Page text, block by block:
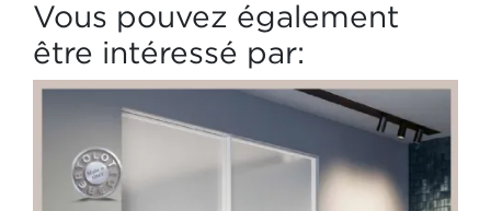
Vous pouvez également
être intéressé par: